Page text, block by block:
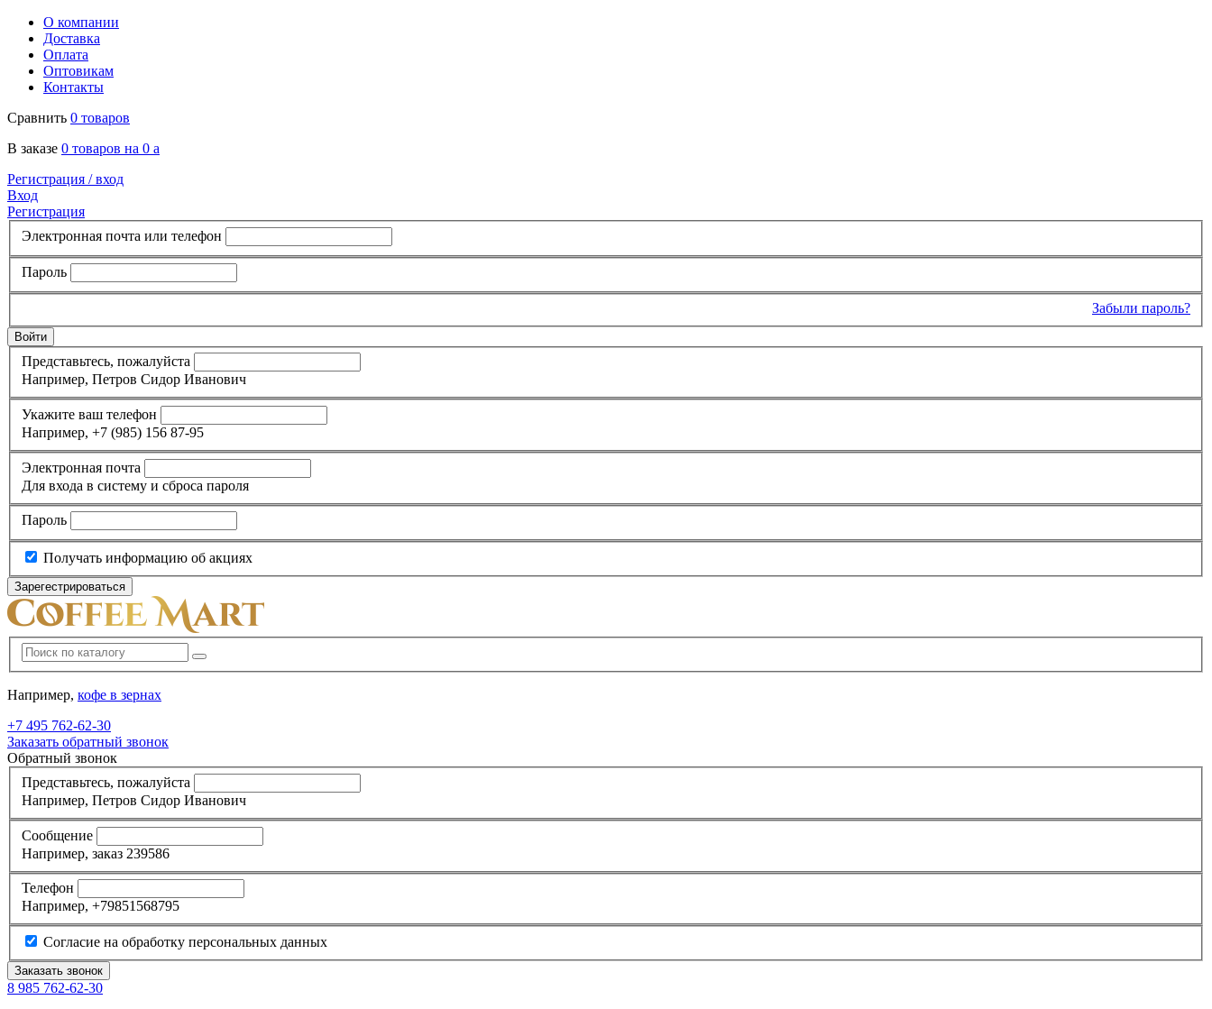
О компании
Доставка
Оплата
Оптовикам
Контакты
Сравнить 0 товаров
В заказе 0 товаров на 0 a
Регистрация /вход
Вход
Регистрация
Электронная почта или телефон
Пароль
Забыли пароль?
Представьтесь, пожалуйста
Например, Петров Сидор Иванович
Укажите ваш телефон
Например, +7 (985) 156 87-95
Электронная почта
Для входа в систему и сброса пароля
Пароль
Получать информацию об акциях
Например, кофе в зернах
+7 495 762-62-30
Заказать обратный звонок
Обратный звонок
Представьтесь, пожалуйста
Например, Петров Сидор Иванович
Сообщение
Например, заказ 239586
Телефон
Например, +79851568795
Согласие на обработку персональных данных
8 985 762-62-30